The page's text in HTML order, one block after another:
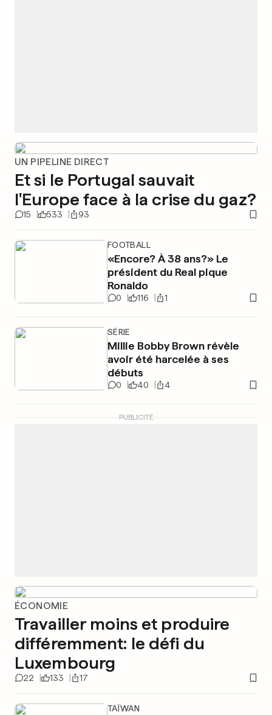
UN PIPELINE DIRECT
Et si le Portugal sauvait
l'Europe face à la crise du gaz?
15 533 93
FOOTBALL
«Encore? À 38 ans?» Le
président du Real pique
Ronaldo
0 116 1
SÉRIE
Millie Bobby Brown révèle
avoir été harcelée à ses
débuts
0 40 4
PUBLICITÉ
ÉCONOMIE
Travailler moins et produire
différemment: le défi du
Luxembourg
22 133 17
TAÏWAN